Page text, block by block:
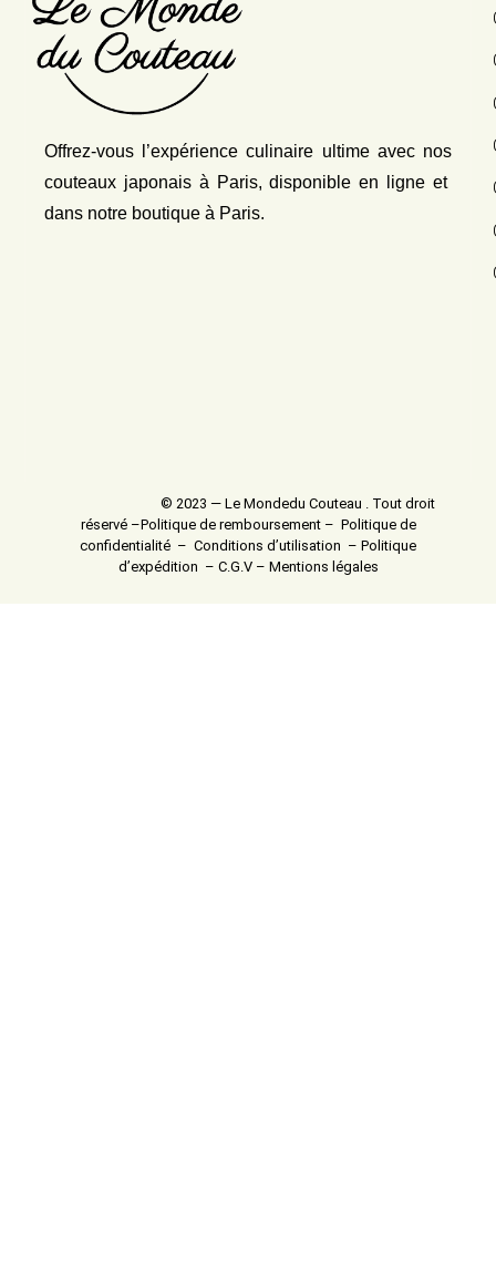
Offrez-vous l’expérience culinaire ultime avec nos
couteaux japonais à Paris, disponible en ligne et
dans notre boutique à Paris.
© 2023 — Le Mondedu Couteau . Tout droit
réservé –Politique de remboursement – Politique de
confidentialité – Conditions d’utilisation – Politique
d’expédition – C.G.V– Mentions légales